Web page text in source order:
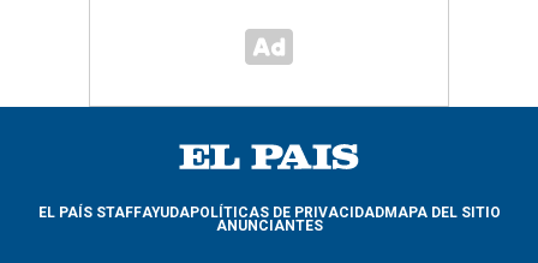
EL PAÍS STAFFAYUDAPOLÍTICAS DE PRIVACIDADMAPA DEL SITIO
ANUNCIANTES